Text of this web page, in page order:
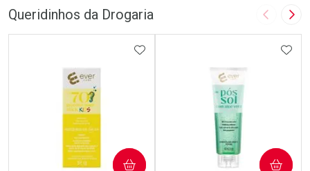
Queridinhos da Drogaria Imagem
ADICIONAR AOS FAVORITOS
COMPRAR COMPRAR